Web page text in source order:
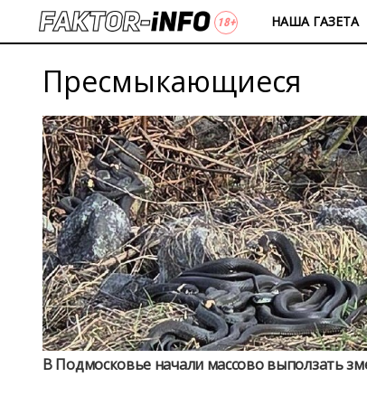
НАША ГАЗЕТА
Пресмыкающиеся
В Подмосковье начали массово выползать